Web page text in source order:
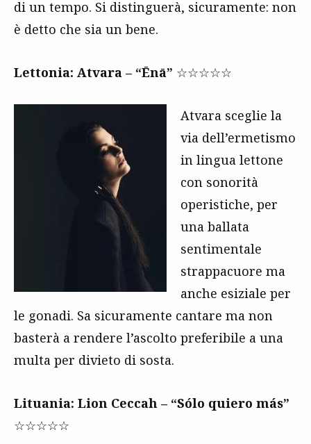
di un tempo. Si distinguerà, sicuramente: non
è detto che sia un bene.
Lettonia: Atvara – “Ēnā” ☆☆☆☆☆
Atvara sceglie la
via dell’ermetismo
in lingua lettone
con sonorità
operistiche, per
una ballata
sentimentale
strappacuore ma
anche esiziale per
le gonadi. Sa sicuramente cantare ma non
basterà a rendere l’ascolto preferibile a una
multa per divieto di sosta.
Lituania: Lion Ceccah – “Sólo quiero más”
☆☆☆☆☆